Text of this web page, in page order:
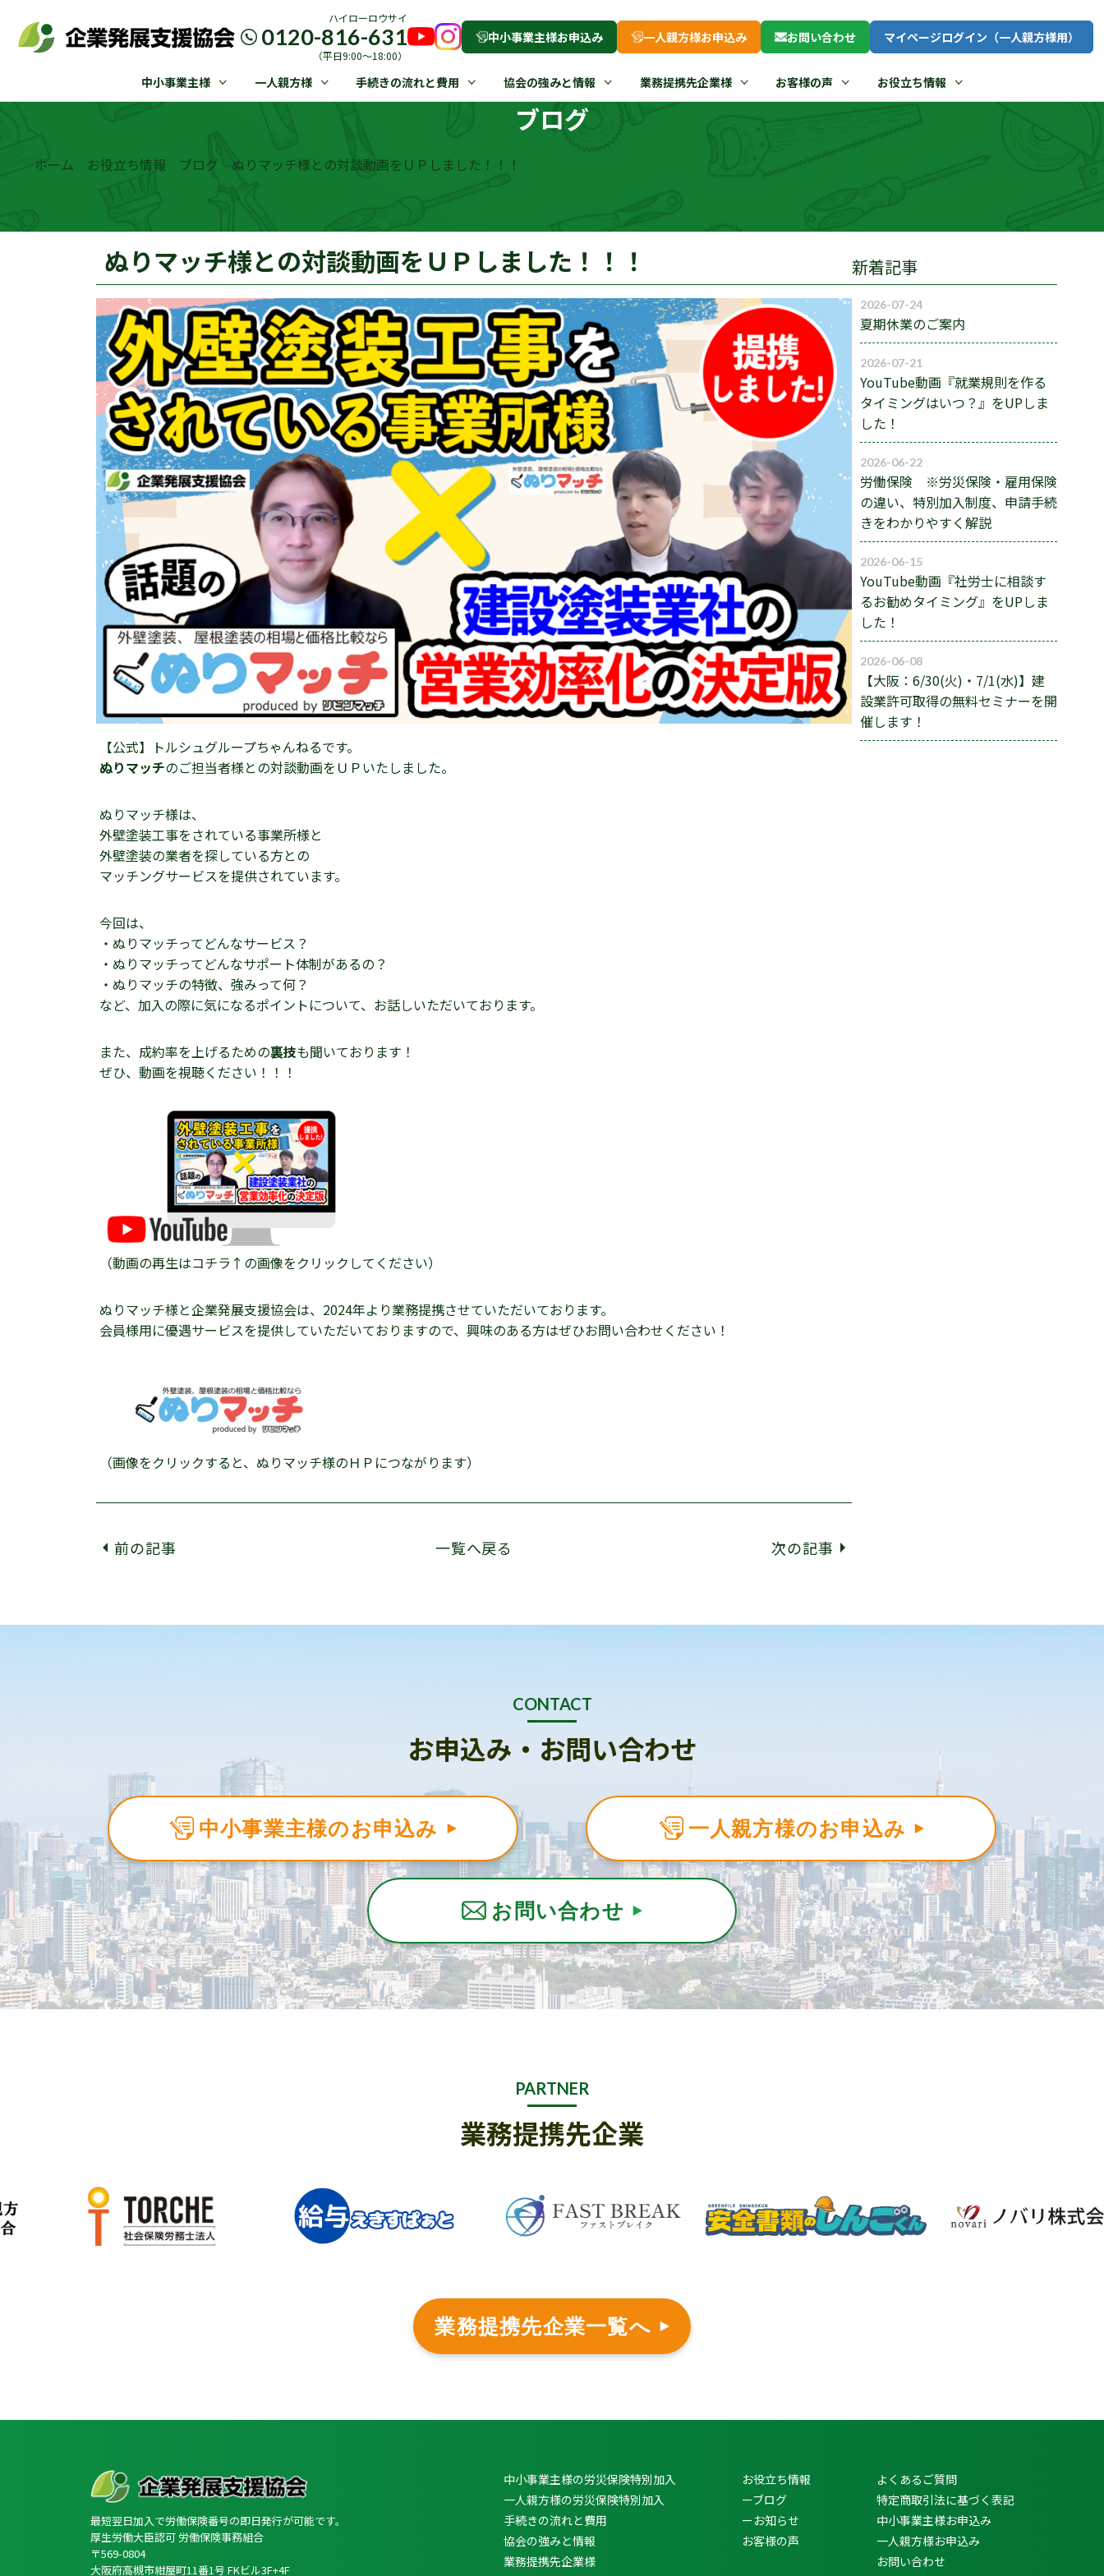
ハイローロウサイ
0120-816-631
（平日9:00〜18:00）
中小事業主様お申込み 一人親方様お申込み お問い合わせ マイページログイン（一人親方様用）
中小事業主様 一人親方様 手続きの流れと費用 協会の強みと情報 業務提携先企業様 お客様の声 お役立ち情報
ブログ
ホーム お役立ち情報 ブログ ぬりマッチ様との対談動画をＵＰしました！！！
ぬりマッチ様との対談動画をＵＰしました！！！
【公式】トルシュグループちゃんねるです。
ぬりマッチのご担当者様との対談動画をＵＰいたしました。
ぬりマッチ様は、
外壁塗装工事をされている事業所様と
外壁塗装の業者を探している方との
マッチングサービスを提供されています。
今回は、
・ぬりマッチってどんなサービス？
・ぬりマッチってどんなサポート体制があるの？
・ぬりマッチの特徴、強みって何？
など、加入の際に気になるポイントについて、お話しいただいております。
また、成約率を上げるための裏技も聞いております！
ぜひ、動画を視聴ください！！！
（動画の再生はコチラ↑の画像をクリックしてください）
ぬりマッチ様と企業発展支援協会は、2024年より業務提携させていただいております。
会員様用に優遇サービスを提供していただいておりますので、興味のある方はぜひお問い合わせください！
（画像をクリックすると、ぬりマッチ様のＨＰにつながります）
前の記事 一覧へ戻る 次の記事
新着記事
2026-07-24
夏期休業のご案内
2026-07-21
YouTube動画『就業規則を作る
タイミングはいつ？』をUPしま
した！
2026-06-22
労働保険 ※労災保険・雇用保険
の違い、特別加入制度、申請手続
きをわかりやすく解説
2026-06-15
YouTube動画『社労士に相談す
るお勧めタイミング』をUPしま
した！
2026-06-08
【大阪：6/30(火)・7/1(水)】建
設業許可取得の無料セミナーを開
催します！
CONTACT
お申込み・お問い合わせ
中小事業主様のお申込み 一人親方様のお申込み
お問い合わせ
PARTNER
業務提携先企業
業務提携先企業一覧へ
最短翌日加入で労働保険番号の即日発行が可能です。
厚生労働大臣認可 労働保険事務組合
〒569-0804
大阪府高槻市紺屋町11番1号 FKビル3F+4F
中小事業主様の労災保険特別加入
一人親方様の労災保険特別加入
手続きの流れと費用
協会の強みと情報
業務提携先企業様
お役立ち情報
ーブログ
ーお知らせ
お客様の声
よくあるご質問
特定商取引法に基づく表記
中小事業主様お申込み
一人親方様お申込み
お問い合わせ